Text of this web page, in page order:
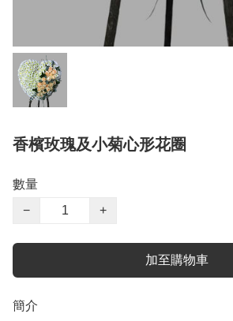
香檳玫瑰及小菊心形花圈
數量
−
+
加至購物車
簡介